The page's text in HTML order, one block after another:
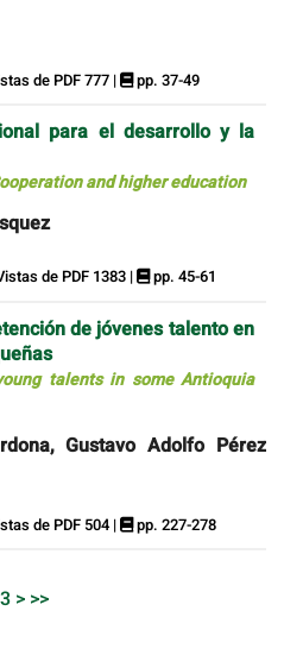
de PDF 777 | pp. 37-49
para el desarrollo y la
and higher education
de PDF 1383 | pp. 45-61
de jóvenes talento en
talents in some Antioquia
Gustavo Adolfo Pérez
de PDF 504 | pp. 227-278
3 > >>